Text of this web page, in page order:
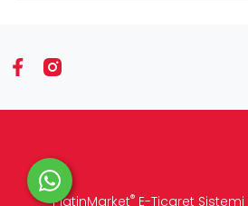
PlatinMarket® E-Ticaret Sistemi